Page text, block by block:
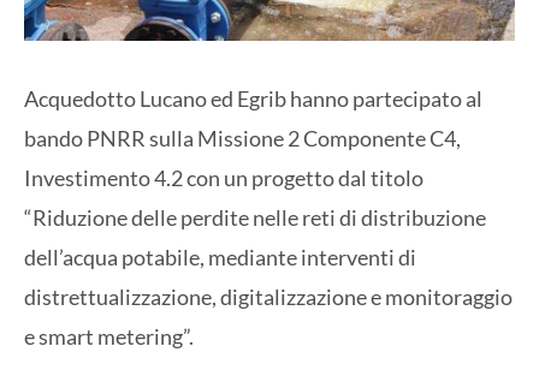
Acquedotto Lucano ed Egrib hanno partecipato al
bando PNRR sulla Missione 2 Componente C4,
Investimento 4.2 con un progetto dal titolo
“Riduzione delle perdite nelle reti di distribuzione
dell’acqua potabile, mediante interventi di
distrettualizzazione, digitalizzazione e monitoraggio
e smart metering”.